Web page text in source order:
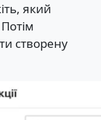
який
створену